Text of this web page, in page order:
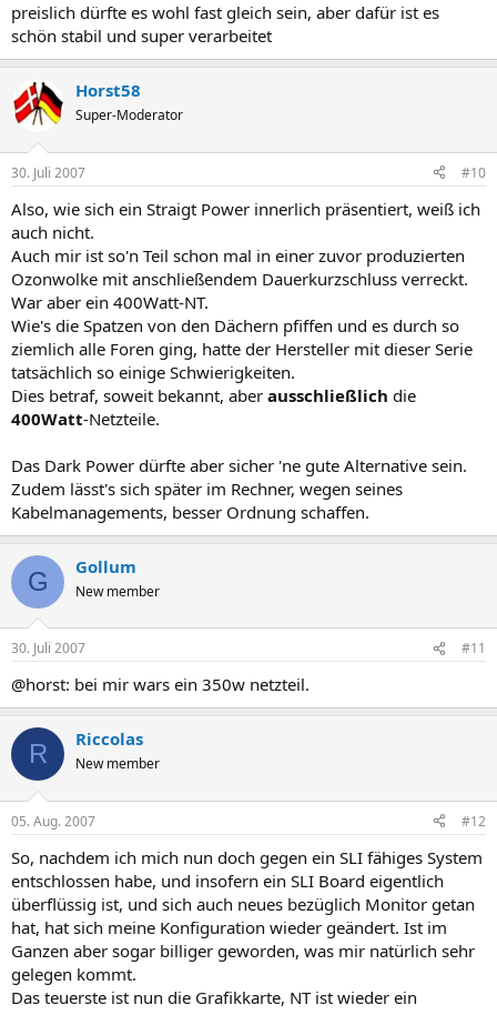
preislich dürfte es wohl fast gleich sein, aber dafür ist es
schön stabil und super verarbeitet
Horst58
Super-Moderator
30. Juli 2007 #10
Also, wie sich ein Straigt Power innerlich präsentiert, weiß ich
auch nicht.
Auch mir ist so'n Teil schon mal in einer zuvor produzierten
Ozonwolke mit anschließendem Dauerkurzschluss verreckt.
War aber ein 400Watt-NT.
Wie's die Spatzen von den Dächern pfiffen und es durch so
ziemlich alle Foren ging, hatte der Hersteller mit dieser Serie
tatsächlich so einige Schwierigkeiten.
Dies betraf, soweit bekannt, aber ausschließlich die
400Watt-Netzteile.
Das Dark Power dürfte aber sicher 'ne gute Alternative sein.
Zudem lässt's sich später im Rechner, wegen seines
Kabelmanagements, besser Ordnung schaffen.
G Gollum
New member
30. Juli 2007 #11
@horst: bei mir wars ein 350w netzteil.
R Riccolas
New member
05. Aug. 2007 #12
So, nachdem ich mich nun doch gegen ein SLI fähiges System
entschlossen habe, und insofern ein SLI Board eigentlich
überflüssig ist, und sich auch neues bezüglich Monitor getan
hat, hat sich meine Konfiguration wieder geändert. Ist im
Ganzen aber sogar billiger geworden, was mir natürlich sehr
gelegen kommt.
Das teuerste ist nun die Grafikkarte, NT ist wieder ein